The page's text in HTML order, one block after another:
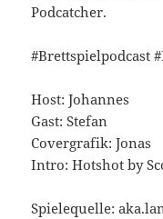
Podcatcher.
#Brettspielpodcast
Host: Johannes
Gast: Stefan
Covergrafik: Jonas
Intro: Hotshot by
Spielequelle: